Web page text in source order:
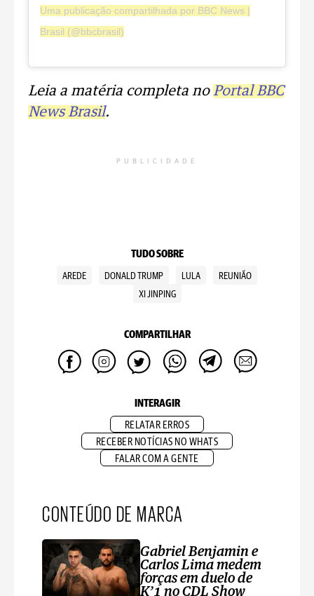
Uma publicação compartilhada por BBC News |
Brasil (@bbcbrasil)
Leia a matéria completa no Portal BBC
News Brasil.
PUBLICIDADE
TUDO SOBRE
AREDE DONALD TRUMP LULA
REUNIÃO
XI JINPING
COMPARTILHAR
INTERAGIR
RELATAR ERROS
RECEBER NOTÍCIAS NO WHATS
FALAR COM A GENTE
CONTEÚDO DE MARCA
Gabriel Benjamin e
Carlos Lima medem
forças em duelo de
K’1 no CDL Show